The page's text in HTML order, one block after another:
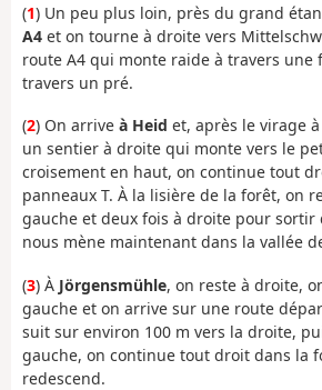
(1) Un peu plus loin, près du grand
A4 et on tourne à droite vers
route A4 qui monte raide à travers une
travers un pré.
(2) On arrive à Heid et, après le virage
un sentier à droite qui monte vers le
croisement en haut, on continue tout
panneaux T. À la lisière de la forêt, on
gauche et deux fois à droite pour sortir
nous mène maintenant dans la vallée
(3) À Jörgensmühle, on reste à droite,
gauche et on arrive sur une route
suit sur environ 100 m vers la droite,
gauche, on continue tout droit dans la
redescend.